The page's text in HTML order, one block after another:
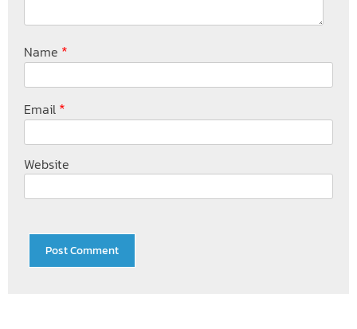
Name *
Email *
Website